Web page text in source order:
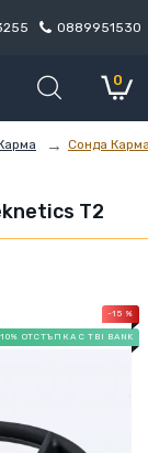
0889951530
0
Сонда
Т2
ОТСТЪПКА С TBI BANK
-15 %